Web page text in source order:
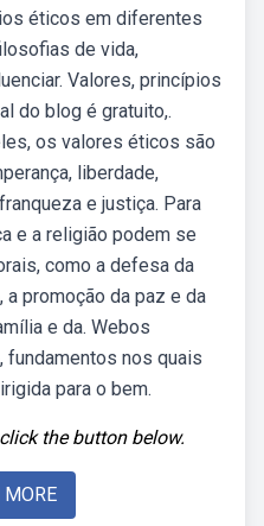
éticos em diferentes
de vida,
Valores, princípios
do blog é gratuito,.
os valores éticos são
liberdade,
e justiça. Para
e a religião podem se
como a defesa da
a promoção da paz e da
e da. Webos
nos quais
para o bem.
the button below.
MORE